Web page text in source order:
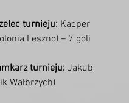
turnieju: Kacper
Leszno) – 7 goli
turnieju: Jakub
Wałbrzych)